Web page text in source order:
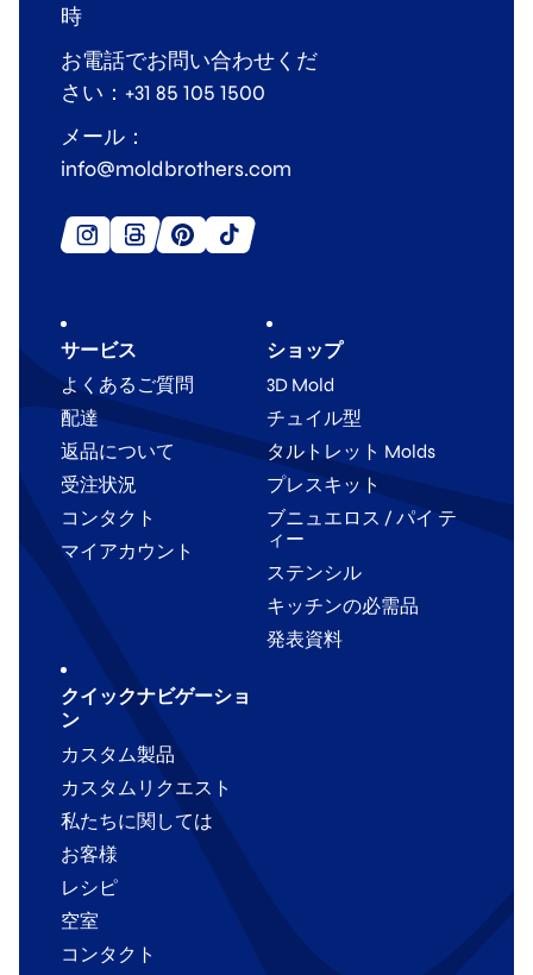
サービス
よくあるご質問
配達
返品について
受注状況
コンタクト
マイアカウント
ショップ
3D Mold
チュイル型
タルトレット Molds
プレスキット
ブニュエロス / パイ テ
ィー
ステンシル
キッチンの必需品
発表資料
クイックナビゲーショ
ン
カスタム製品
カスタムリクエスト
私たちに関しては
お客様
レシピ
空室
コンタクト
時
お電話でお問い合わせくだ
さい：+31 85 105 1500
メール：
info@moldbrothers.com